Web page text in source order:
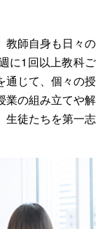
教師自身も日々の
に1回以上教科ご
通じて、個々の授
業の組み立てや解
生徒たちを第一志